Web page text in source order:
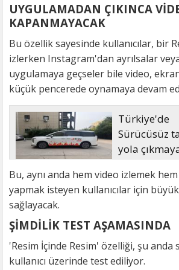
UYGULAMADAN ÇIKINCA
KAPANMAYACAK
Bu özellik sayesinde kullanıcılar, bir
izlerken Instagram'dan ayrılsalar
uygulamaya geçseler bile video,
küçük pencerede oynamaya devam
Türkiye'de
Sürücüsüz
yola
hazırlanıyor
Bu, aynı anda hem video izlemek
yapmak isteyen kullanıcılar için
sağlayacak.
ŞİMDİLİK TEST AŞAMASINDA
'Resim İçinde Resim' özelliği, şu anda
kullanıcı üzerinde test ediliyor.